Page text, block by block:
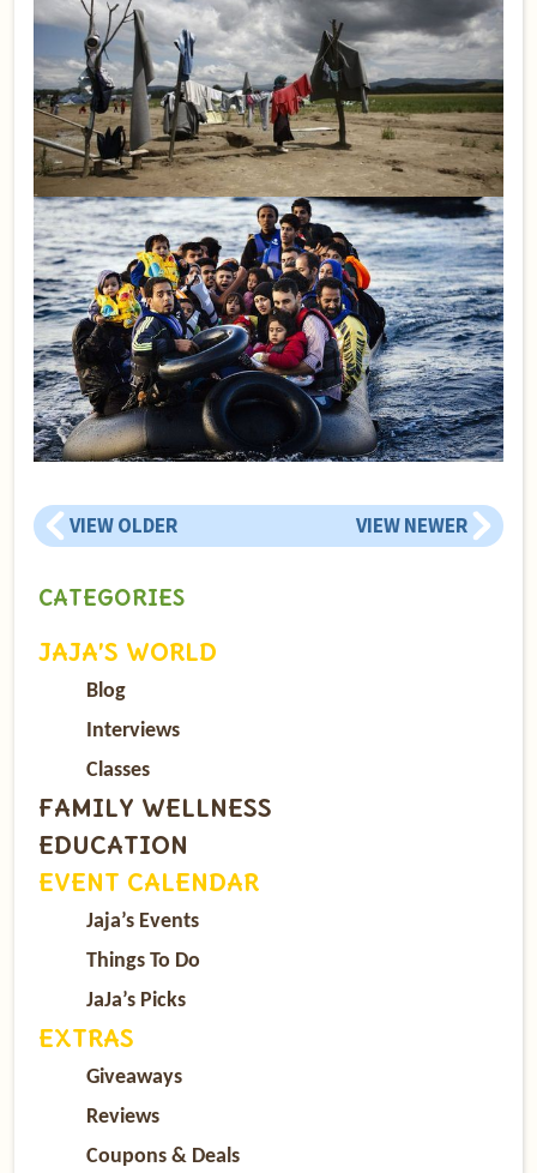
VIEW OLDER VIEW NEWER
CATEGORIES
JAJA’S WORLD
Blog
Interviews
Classes
FAMILY WELLNESS
EDUCATION
EVENT CALENDAR
Jaja’s Events
Things To Do
JaJa’s Picks
EXTRAS
Giveaways
Reviews
Coupons & Deals